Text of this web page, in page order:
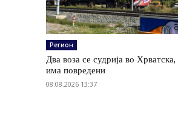
Регион
Два воза се судрија во Хрватска,
има повредени
08.08.2026 13:37